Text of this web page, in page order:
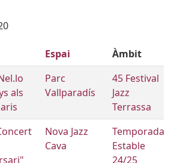
Espai
Àmbit
als
Parc
Vallparadís
45 Festival
Jazz
Terrassa
Nova Jazz
Cava
Temporada
Estable
24/25